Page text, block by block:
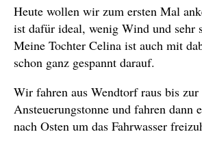
Heute wollen wir zum ersten Mal
ist dafür ideal, wenig Wind und sehr
Meine Tochter Celina ist auch mit
schon ganz gespannt darauf.
Wir fahren aus Wendtorf raus bis zur
Ansteuerungstonne und fahren dann
nach Osten um das Fahrwasser